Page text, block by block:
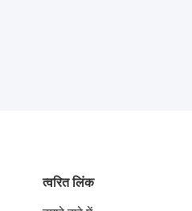
त्वरित लिंक